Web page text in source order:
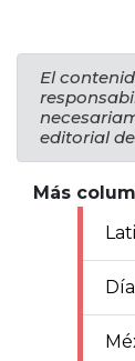
El
editorial
Más